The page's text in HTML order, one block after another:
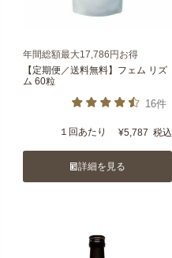
年間総額最大17,786円お得
【定期便／送料無料】フェム リズ
ム 60粒
16件
１回あたり ¥5,787 税込
詳細を見る